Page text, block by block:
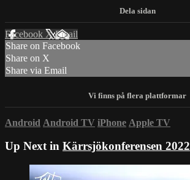
Facebook XEmail
Share on Facebook
Share on X
Share via Email
Android Android TV iPhone Apple TV
Up Next in Kärrsjökonferensen 2022